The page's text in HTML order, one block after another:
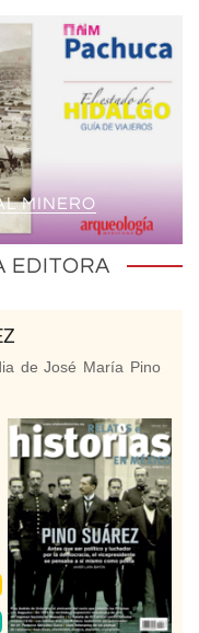
MINERO
EDITORA
de José María Pino